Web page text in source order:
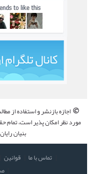
©اجازه بازنشر و استفاده از
مورد نظر امکان پذیر است،
بنیان
قوانین
تماس با ما